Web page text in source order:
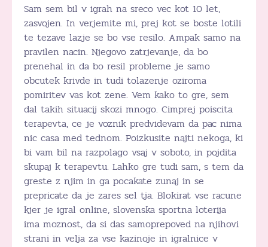
Sam sem bil v igrah na sreco vec kot 10 let,
zasvojen. In verjemite mi, prej kot se boste lotili
te tezave lazje se bo vse resilo. Ampak samo na
pravilen nacin. Njegovo zatrjevanje, da bo
prenehal in da bo resil probleme je samo
obcutek krivde in tudi tolazenje oziroma
pomiritev vas kot zene. Vem kako to gre, sem
dal takih situacij skozi mnogo. Cimprej poiscita
terapevta, ce je voznik predvidevam da pac nima
nic casa med tednom. Poizkusite najti nekoga, ki
bi vam bil na razpolago vsaj v soboto, in pojdita
skupaj k terapevtu. Lahko gre tudi sam, s tem da
greste z njim in ga pocakate zunaj in se
prepricate da je zares sel tja. Blokirat vse racune
kjer je igral online, slovenska sportna loterija
ima moznost, da si das samoprepoved na njihovi
strani in velja za vse kazinoje in igralnice v